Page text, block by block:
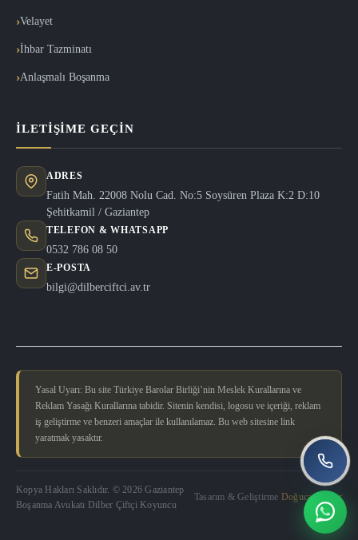
Velayet
İhbar Tazminatı
Anlaşmalı Boşanma
İLETIŞIME GEÇIN
ADRES
Fatih Mah. 22008 Nolu Cad. No:5 Soysüren Plaza K:2 D:10
Şehitkamil / Gaziantep
TELEFON & WHATSAPP
0532 786 08 50
E-POSTA
bilgi@dilberciftci.av.tr
Yasal Uyarı: Bu site Türkiye Barolar Birliği’nin Meslek Kurallarına ve
Reklam Yasağı Kurallarına tabidir. Sitenin kendisi, logosu ve içeriği, reklam
iş geliştirme ve benzeri amaçlar ile kullanılamaz. Bu web sitesine link
yaratmak yasaktır.
Kopya Hakları Saklıdır. © 2026 Gaziantep
Boşanma Avukatı Dilber Çiftçi Koyuncu
Tasarım & Geliştirme Doğucan Güler